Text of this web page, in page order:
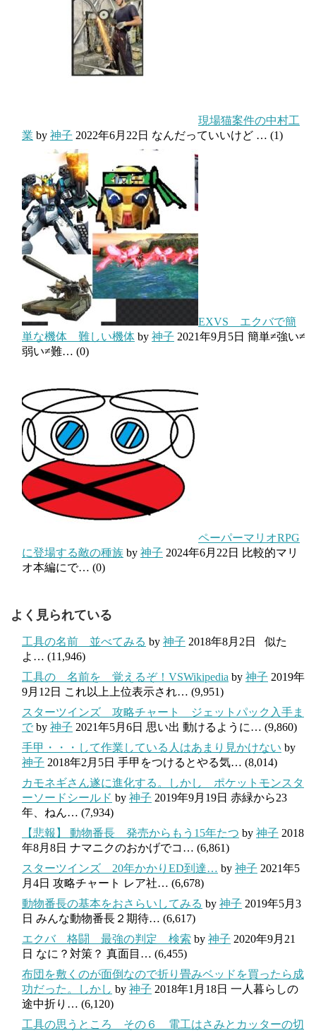
現場猫案件の中村工
業 by 神子 2022年6月22日 なんだっていいけど … (1)
EXVS エクバで簡
単な機体 難しい機体 by 神子 2021年9月5日 簡単≠強い≠
弱い≠難… (0)
ペーパーマリオRPG
に登場する敵の種族 by 神子 2024年6月22日 比較的マリ
オ本編にで… (0)
よく見られている
工具の名前 並べてみる by 神子 2018年8月2日
似た
よ… (11,946)
工具の 名前を 覚えるぞ！VSWikipedia by 神子 2019年
9月12日 これ以上上位表示され… (9,951)
スターツインズ 攻略チャート ジェットパック入手ま
で by 神子 2021年5月6日 思い出 動けるように… (9,860)
手甲・・・して作業している人はあまり見かけない by
神子 2018年2月5日 手甲をつけるとやる気… (8,014)
カモネギさん遂に進化する。しかし ポケットモンスタ
ーソードシールド by 神子 2019年9月19日 赤緑から23
年、ねん… (7,934)
【悲報】 動物番長 発売からもう15年たつ by 神子 2018
年8月8日 ナマニクのおかげでコ… (6,861)
スターツインズ 20年かかりED到達… by 神子 2021年5
月4日 攻略チャート レア社… (6,678)
動物番長の基本をおさらいしてみる by 神子 2019年5月3
日 みんな動物番長２期待… (6,617)
エクバ 格闘 最強の判定 検索 by 神子 2020年9月21
日 なに？対策？ 真面目… (6,455)
布団を敷くのが面倒なので折り畳みベッドを買ったら成
功だった。しかし by 神子 2018年1月18日 一人暮らしの
途中折り… (6,120)
工具の思うところ その６ 電工はさみとカッターの切